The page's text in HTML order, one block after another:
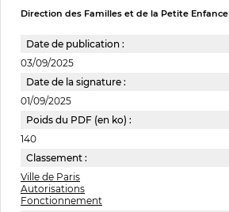
Direction des Familles et de la Petite Enfance
Date de publication :
03/09/2025
Date de la signature :
01/09/2025
Poids du PDF (en ko) :
140
Classement :
Ville de Paris
Autorisations
Fonctionnement